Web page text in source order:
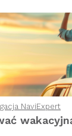
NaviExpert